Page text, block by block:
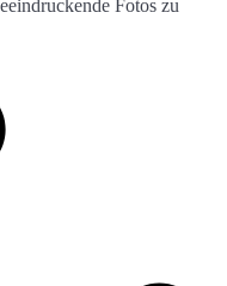
Fotos zu